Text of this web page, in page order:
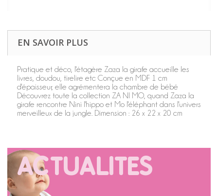
EN SAVOIR PLUS
Pratique et déco, l'étagère Zaza la girafe accueille les
livres, doudou, tirelire etc Conçue en MDF 1 cm
d'épaisseur, elle agrémentera la chambre de bébé
Découvrez toute la collection ZA NI MO, quand Zaza la
girafe rencontre Nini l'hippo et Mo l'éléphant dans l'univers
merveilleux de la jungle. Dimension : 26 x 22 x 20 cm
ACTUALITES